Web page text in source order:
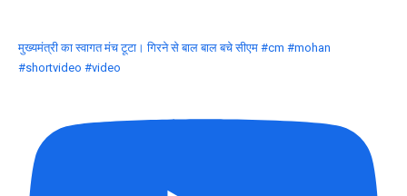
मुख्यमंत्री का स्वागत मंच टूटा। गिरने से बाल बाल बचे सीएम #cm #mohan
#shortvideo #video